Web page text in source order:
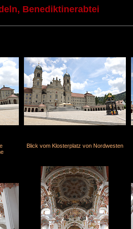
Benediktinerabtei
Blick vom Klosterplatz von Nordwesten